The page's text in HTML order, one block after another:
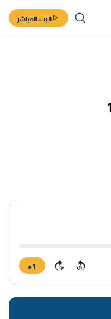
البث المباشر
15
15
1×